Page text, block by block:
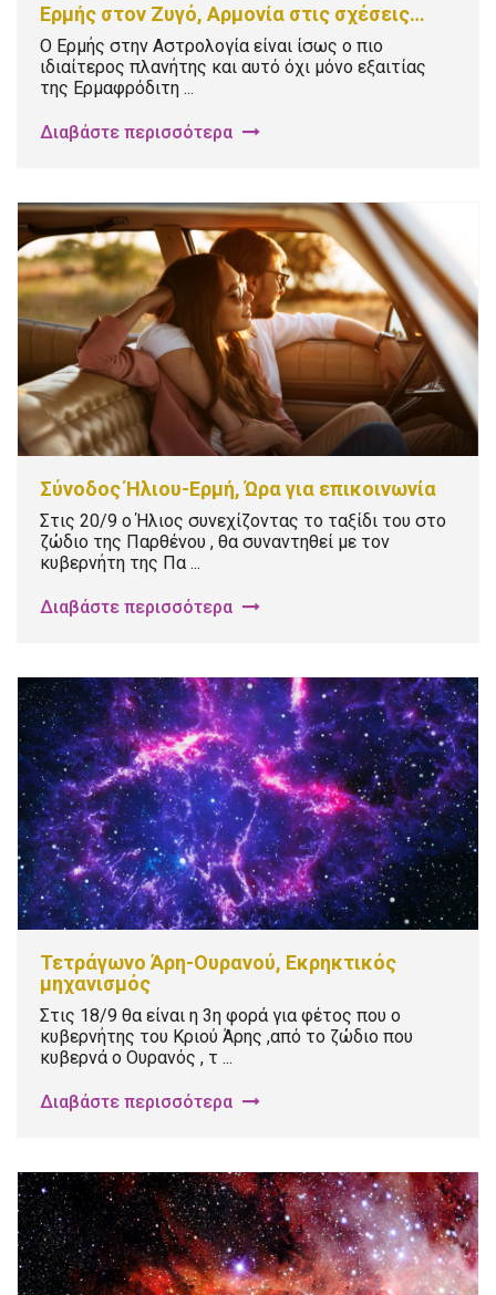
Ερμής στον Ζυγό, Αρμονία στις σχέσεις…
Ο Ερμής στην Αστρολογία είναι ίσως ο πιο
ιδιαίτερος πλανήτης και αυτό όχι μόνο εξαιτίας
της Ερμαφρόδιτη ...
Διαβάστε περισσότερα
Σύνοδος Ήλιου-Ερμή, Ώρα για επικοινωνία
Στις 20/9 ο Ήλιος συνεχίζοντας το ταξίδι του στο
ζώδιο της Παρθένου , θα συναντηθεί με τον
κυβερνήτη της Πα ...
Διαβάστε περισσότερα
Τετράγωνο Άρη-Ουρανού, Εκρηκτικός
μηχανισμός
Στις 18/9 θα είναι η 3η φορά για φέτος που ο
κυβερνήτης του Κριού Άρης ,από το ζώδιο που
κυβερνά ο Ουρανός , τ ...
Διαβάστε περισσότερα